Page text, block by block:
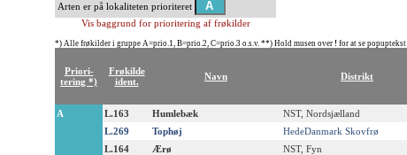
Arten er på lokaliteten prioriteret
Vis baggrund for prioritering af frøkilder
*) Alle frøkilder i gruppe A=prio.1, B=prio.2, C=prio.3 o.s.v. **) Hold musen over ! for at se popuptekst
Priori-
tering *)
Frøkilde
ident.
Navn Distrikt
A
L.163 Humlebæk
NST, Nordsjælland
L.269
Tophøj
HedeDanmark Skovfrø
L.164
Ærø
NST, Fyn